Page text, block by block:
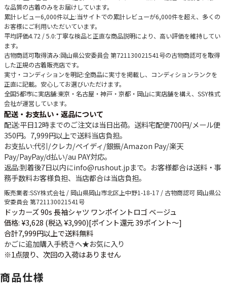
な品質の古着のみをお届けしています。
累計レビュー6,000件以上:当サイトでの累計レビューが6,000件を超え、多くの
お客様にご利用いただいています。
平均評価4.72 / 5.0:丁寧な検品と正直な商品説明により、高い評価を維持してい
ます。
古物商認可取得済み:岡山県公安委員会 第721130021541号の古物商認可を取得
した正規の古着販売店です。
実寸・コンディションを明記:全商品に実寸を掲載し、コンディションランクを
正直に記載。安心してお選びいただけます。
全国5都市に実店舗:東京・名古屋・神戸・京都・岡山に実店舗を構え、SSY株式
会社が運営しています。
配送・お支払い・返品について
配送:平日12時までのご注文は当日出荷。送料宅配便700円/メール便
350円。 7,999円以上で送料当店負担。
お支払い:代引/クレカ/ペイディ/銀振/Amazon Pay/楽天
Pay/PayPay/d払い/au PAY対応。
返品:到着後7日以内にinfo@rushout.jpまで。お客様都合は送料・事
務手数料お客様負担、当店都合は当店負担。
販売業者:SSY株式会社 / 岡山県岡山市北区上中野1-18-17 / 古物商認可 岡山県公
安委員会 第721130021541号
ドッカーズ 90s 長袖シャツ ワンポイントロゴ ベージュ
価格: ¥3,628 (税込 ¥3,990)[ポイント還元 39ポイント～]
合計7,999円以上で送料無料
かごに追加購入手続きへ★お気に入り
※1点限り、次回の入荷はありません
商品仕様